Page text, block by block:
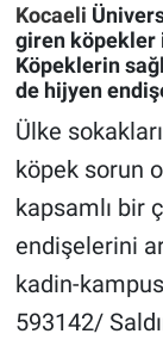
Kocaeli
giren köpekler
Köpeklerin
de hijyen
Ülke
köpek sorun
kapsamlı bir
endişelerini
kadin-
593142/
Gün
Gün Ortası
Gündem
Günün
Haber